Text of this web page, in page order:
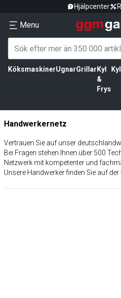
Hjälpcenter
Menu
KöksmaskinerUgnarGrillar Kyl
&
Frys
Handwerkernetz
Vertrauen Sie auf unser
Bei Fragen stehen Ihnen über 500
Netzwerk mit kompetenter und
Unsere Handwerker finden Sie auf